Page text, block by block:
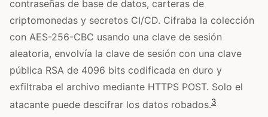
contraseñas de base de datos, carteras de
criptomonedas y secretos CI/CD. Cifraba la colección
con AES-256-CBC usando una clave de sesión
aleatoria, envolvía la clave de sesión con una clave
pública RSA de 4096 bits codificada en duro y
exfiltraba el archivo mediante HTTPS POST. Solo el
atacante puede descifrar los datos robados.3